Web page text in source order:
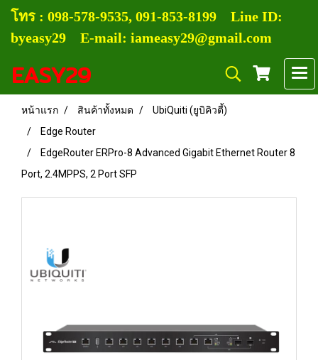
โทร : 098-578-9535, 091-853-8199 Line ID:
byeasy29 E-mail: iameasy29@gmail.com
EASY29
หน้าแรก สินค้าทั้งหมด
UbiQuiti (ยูบิคิวตี้)
Edge Router
EdgeRouter ERPro-8 Advanced Gigabit Ethernet Router 8
Port, 2.4MPPS, 2 Port SFP